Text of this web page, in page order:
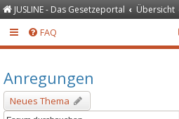
JUSLINE - Das Gesetzeportal Übersicht
FAQ
Anregungen
Neues Thema